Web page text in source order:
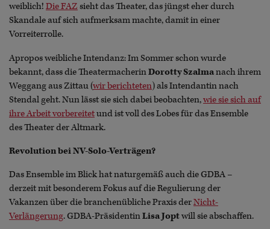
weiblich! Die FAZ sieht das Theater, das jüngst eher durch
Skandale auf sich aufmerksam machte, damit in einer
Vorreiterrolle.
Apropos weibliche Intendanz: Im Sommer schon wurde
bekannt, dass die TheatermacherinDorotty Szalmanach ihrem
Weggang aus Zittau (wir berichteten) als Intendantin nach
Stendal geht. Nun lässt sie sich dabei beobachten,wie sie sich auf
ihre Arbeit vorbereitetund ist voll des Lobes für das Ensemble
des Theater der Altmark.
Revolution bei NV-Solo-Verträgen?
Das Ensemble im Blick hat naturgemäß auch die GDBA –
derzeit mit besonderem Fokus auf die Regulierung der
Vakanzen über die branchenübliche Praxis derNicht-
Verlängerung. GDBA-PräsidentinLisa Joptwill sie abschaffen.